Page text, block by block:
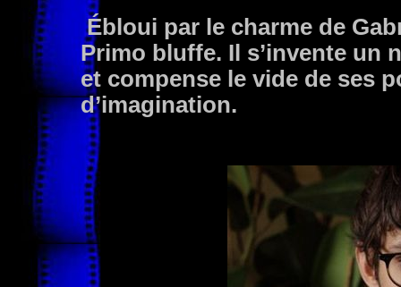
Ébloui par le charme de
Primo bluffe. Il s’invente un
et compense le vide de ses
d’imagination.